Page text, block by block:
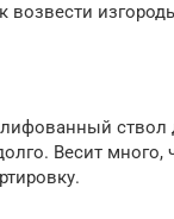
возвести
ствол
Весит много,